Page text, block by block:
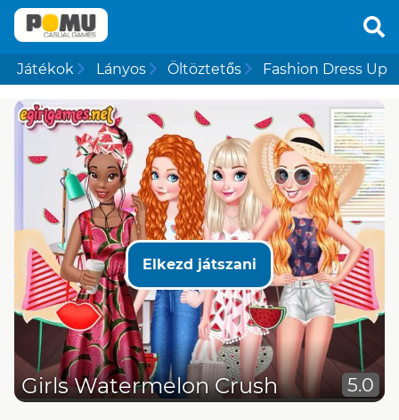
Játékok Lányos Öltöztetős Fashion Dress Up
Elkezd játszani
Girls Watermelon Crush 5.0